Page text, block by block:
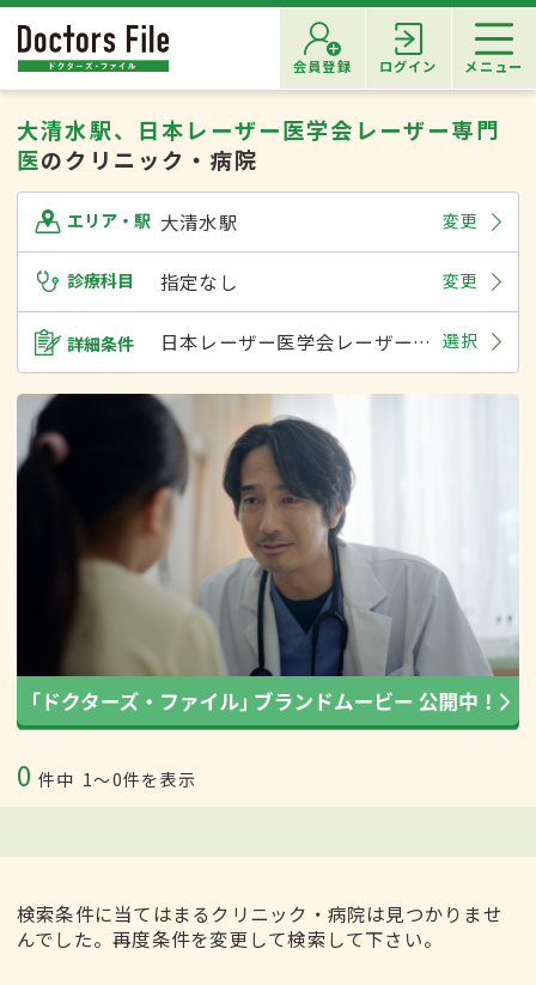
会員登録 ログイン メニュー
大清水駅、日本レーザー医学会レーザー専門
医のクリニック・病院
エリア・駅 大清水駅 変更
診療科目 指定なし 変更
詳細条件 日本レーザー医学会レーザー専門医 選択
0 件中 1〜0件を表示
検索条件に当てはまるクリニック・病院は見つかりませ
んでした。再度条件を変更して検索して下さい。